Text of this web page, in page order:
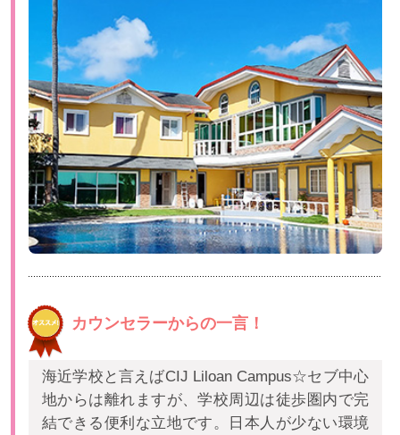
カウンセラーからの一言！
海近学校と言えばCIJ Liloan Campus☆セブ中心
地からは離れますが、学校周辺は徒歩圏内で完
結できる便利な立地です。日本人が少ない環境